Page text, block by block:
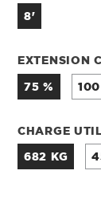
8'
EXTENSION
75 %
CHARGE
682 KG